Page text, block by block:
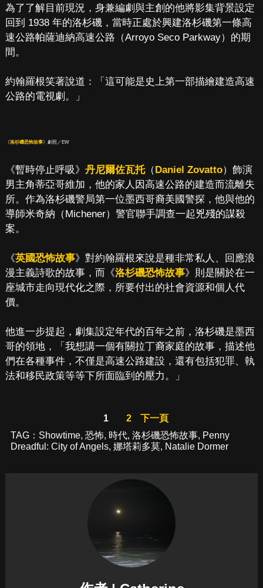
為了了解目前現況，身兼編劇與主創的他將影集背景設定
回到 1938 年的洛杉磯，當時正處於興建洛杉磯第一條高
速公路帕薩迪納高速公路（Arroyo Seco Parkway）的期
間。
約翰羅根笑著說道：「這可能是史上第一部描繪建造高速
公路的電視劇。」
《洛杉磯恐怖故事》劇照／EW
《暫時停止呼吸》 丹尼爾佐瓦托（Daniel Zovatto）飾演
男主角蒂亞哥維加，他的家人因高速公路的建造而流離失
所。作為洛杉磯警局第一位墨西哥裔美國警探，他與他的
導師米奇納（Michener）警官聯手調查一起兇殘的謀殺
案。
《英國恐怖故事》對約翰羅根來說是種非常私人、回應浪
漫主義詩歌的故事，而《洛杉磯恐怖故事》則是關於在一
座城市走向現代化之際，所要付出的社會資源和個人代
價。
他進一步提起，劇集設定年代的百年之前，洛杉磯是墨西
哥的領地，「我想講一個有關拉丁裔家庭的故事，描述他
們在各種事件，不僅是高速公路建設，還有包括犯罪、執
法和移民政策等等下所面臨到的壓力。」
1 2
下一頁
TAG： Showtime, 恐怖, 時代, 洛杉磯恐怖故事, Penny
Dreadful: City of Angels, 娜塔莉多莫, Natalie Dormer